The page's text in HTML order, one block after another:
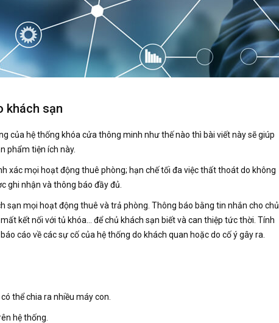
khách sạn
của hệ thống khóa cửa thông minh như thế nào thì bài viết này sẽ giúp
phẩm tiện ích này.
xác mọi hoạt động thuê phòng; hạn chế tối đa việc thất thoát do không
ghi nhận và thông báo đầy đủ.
mọi hoạt động thuê và trả phòng. Thông báo bằng tin nhắn cho chủ
kết nối với tủ khóa… để chủ khách sạn biết và can thiệp tức thời. Tính
cáo về các sự cố của hệ thống do khách quan hoặc do cố ý gây ra.
thể chia ra nhiều máy con.
hệ thống.